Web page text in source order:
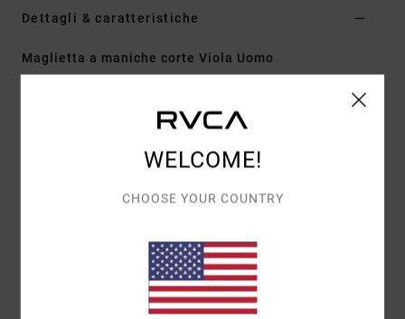
Dettagli & caratteristiche
Maglietta a maniche corte Viola Uomo
100% cotone biologico [250 g/m2]
vestibilità relaxed
opere d'arte stampate sul davanti e sul
retro con ricamo in ciniglia
WELCOME!
CHOOSE YOUR COUNTRY